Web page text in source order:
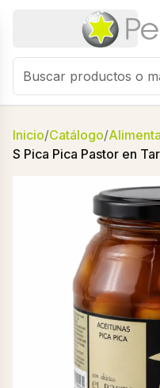
Inicio/Catálogo/
S Pica Pica Pastor en